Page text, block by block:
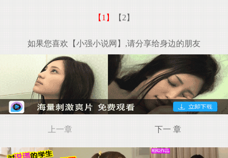
【1】 【2】
如果您喜欢【小强小说网】,请分享给身边的朋友
上一章 下一 章